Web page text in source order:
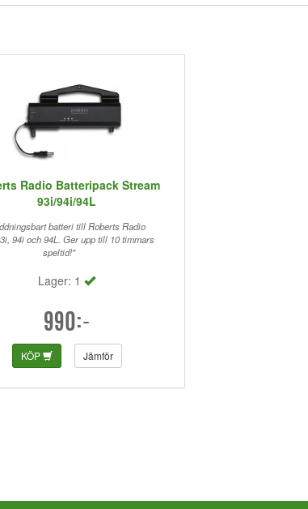
Radio Batteripack Stream
93i/94i/94L
batteri till Roberts Radio
94i och 94L. Ger upp till 10 timmars
speltid!"
Lager: 1
990:-
KÖP Jämför